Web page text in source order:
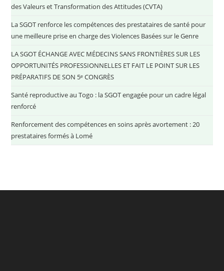
des Valeurs et Transformation des Attitudes (CVTA)
La SGOT renforce les compétences des prestataires de santé pour
une meilleure prise en charge des Violences Basées sur le Genre
LA SGOT ÉCHANGE AVEC MÉDECINS SANS FRONTIÈRES SUR LES
OPPORTUNITÉS PROFESSIONNELLES ET FAIT LE POINT SUR LES
PRÉPARATIFS DE SON 5ᵉ CONGRÈS
Santé reproductive au Togo : la SGOT engagée pour un cadre légal
renforcé
Renforcement des compétences en soins après avortement : 20
prestataires formés à Lomé